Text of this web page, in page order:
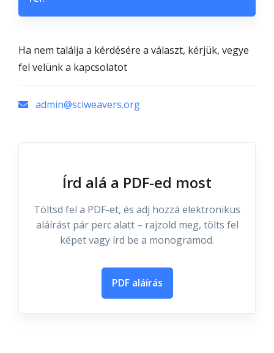
Ha nem találja a kérdésére a választ, kérjük, vegye
fel velünk a kapcsolatot
admin@sciweavers.org
Írd alá a PDF-ed most
Töltsd fel a PDF-et, és adj hozzá elektronikus
aláírást pár perc alatt – rajzold meg, tölts fel
képet vagy írd be a monogramod.
PDF aláírás